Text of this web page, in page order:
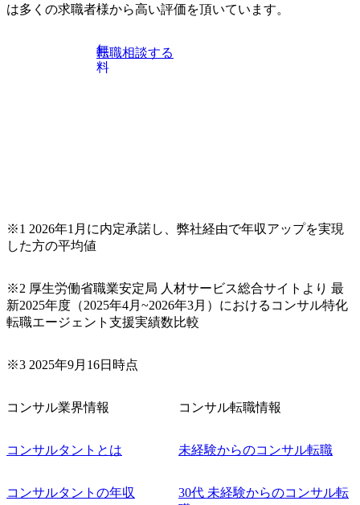
は多くの求職者様から高い評価を頂いています。
無
料
転職相談する
※1 2026年1月に内定承諾し、弊社経由で年収アップを実現
した方の平均値
※2 厚生労働省職業安定局 人材サービス総合サイトより 最
新2025年度（2025年4月~2026年3月）におけるコンサル特化
転職エージェント支援実績数比較
※3 2025年9月16日時点
コンサル業界情報
コンサルタントとは
コンサルタントの年収
コンサル転職情報
未経験からのコンサル転職
30代 未経験からのコンサル転